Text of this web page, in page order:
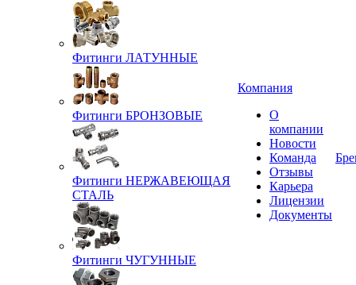
Фитинги ЛАТУННЫЕ
Фитинги БРОНЗОВЫЕ
Фитинги НЕРЖАВЕЮЩАЯ
СТАЛЬ
Фитинги ЧУГУННЫЕ
Компания
О
компании
Новости
Команда
Отзывы
Карьера
Лицензии
Документы